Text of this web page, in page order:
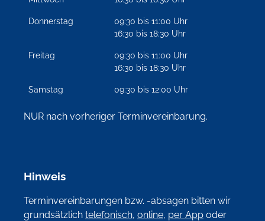
Donnerstag
09:30 bis 11:00 Uhr
16:30 bis 18:30 Uhr
Freitag
09:30 bis 11:00 Uhr
16:30 bis 18:30 Uhr
Samstag 09:30 bis 12:00 Uhr
NUR nach vorheriger Terminvereinbarung.
Hinweis
Terminvereinbarungen bzw. -absagen bitten wir
grundsätzlich telefonisch, online, per App oder